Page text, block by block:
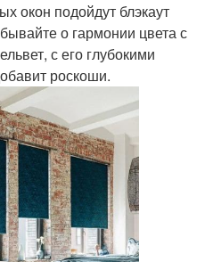
окон подойдут блэкаут
о гармонии цвета с
с его глубокими
роскоши.